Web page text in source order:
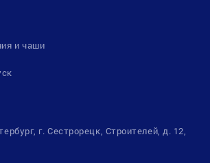
и чаши
г. Сестрорецк, Строителей, д. 12,